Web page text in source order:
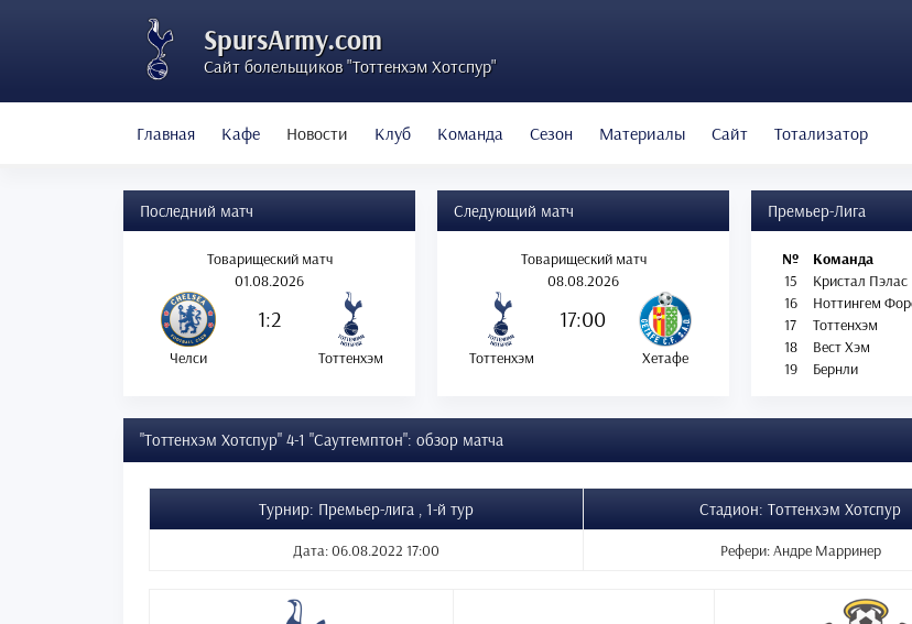
SpursArmy.com
Сайт болельщиков "Тоттенхэм Хотспур"
Главная Кафе Новости Клуб Команда Сезон Материалы Сайт Тотализатор
Последний матч
Товарищеский матч
01.08.2026
1:2
Челси Тоттенхэм
Следующий матч
Товарищеский матч
08.08.2026
17:00
Тоттенхэм Хетафе
Премьер-Лига
№ Команда
15
Кристал Пэлас
16
Ноттингем
17
Тоттенхэм
18
Вест Хэм
19
Бернли
"Тоттенхэм Хотспур" 4-1 "Саутгемптон": обзор матча
Турнир: Премьер-лига , 1-й тур Стадион: Тоттенхэм Хотспур
Дата: 06.08.2022 17:00 Рефери: Андре Марринер